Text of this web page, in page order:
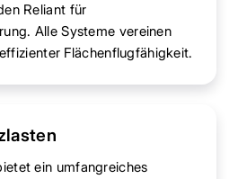
Reliant für
Alle Systeme vereinen
Flächenflugfähigkeit.
ein umfangreiches